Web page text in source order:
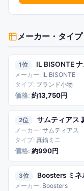
メーカー・タイ
1 IL BISONTE
IL BISONTE
ブランド小物
約13,750円
2 サムティアス
サムティアス
真鍮ミニ
約990円
3 Boosters ミネ
Boosters